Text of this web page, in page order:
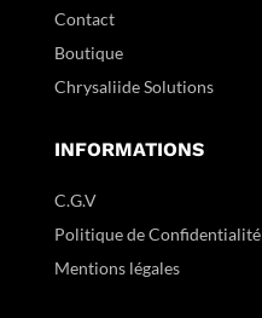
Contact
Boutique
Chrysaliide Solutions
INFORMATIONS
C.G.V
Politique de Confidentialité
Mentions légales